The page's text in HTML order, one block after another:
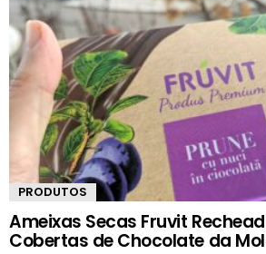
PRODUTOS
Ameixas Secas Fruvit
Cobertas de Chocolate da